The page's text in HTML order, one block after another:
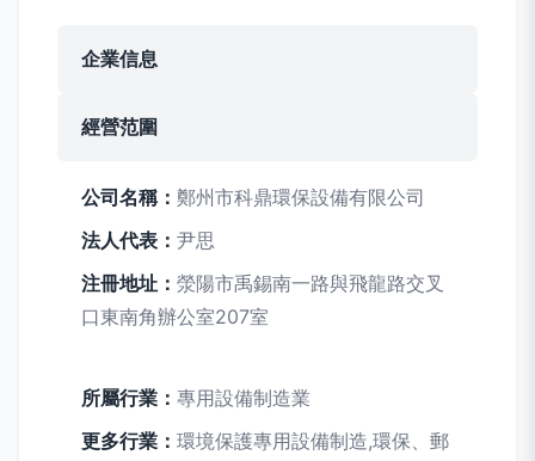
企業信息
經營范圍
公司名稱： 鄭州市科鼎環保設備有限公司
法人代表： 尹思
注冊地址： 滎陽市禹錫南一路與飛龍路交叉
口東南角辦公室207室
所屬行業： 專用設備制造業
更多行業： 環境保護專用設備制造,環保、郵